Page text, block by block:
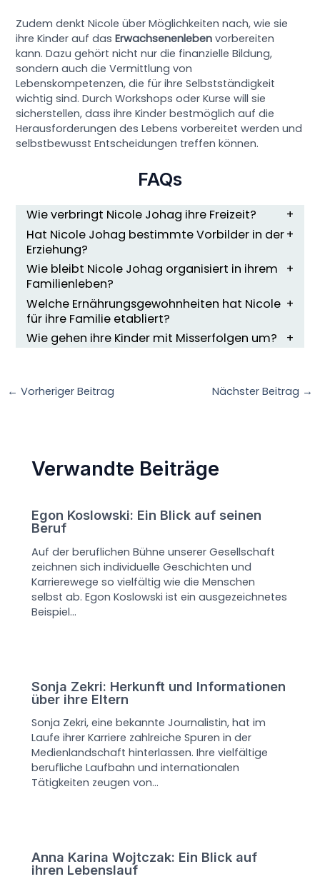
Zudem denkt Nicole über Möglichkeiten nach, wie sie
ihre Kinder auf dasErwachsenenleben vorbereiten
kann. Dazu gehört nicht nur die finanzielle Bildung,
sondern auch die Vermittlung von
Lebenskompetenzen, die für ihre Selbstständigkeit
wichtig sind. Durch Workshops oder Kurse will sie
sicherstellen, dass ihre Kinder bestmöglich auf die
Herausforderungen des Lebens vorbereitet werden und
selbstbewusst Entscheidungen treffen können.
FAQs
Wie verbringt Nicole Johag ihre Freizeit?
Hat Nicole Johag bestimmte Vorbilder in der
Erziehung?
Wie bleibt Nicole Johag organisiert in ihrem
Familienleben?
Welche Ernährungsgewohnheiten hat Nicole
für ihre Familie etabliert?
Wie gehen ihre Kinder mit Misserfolgen um?
← Vorheriger Beitrag Nächster Beitrag →
Verwandte Beiträge
Egon Koslowski: Ein Blick auf seinen
Beruf
Auf der beruflichen Bühne unserer Gesellschaft
zeichnen sich individuelle Geschichten und
Karrierewege so vielfältig wie die Menschen
selbst ab. Egon Koslowski ist ein ausgezeichnetes
Beispiel…
Sonja Zekri: Herkunft und Informationen
über ihre Eltern
Sonja Zekri, eine bekannte Journalistin, hat im
Laufe ihrer Karriere zahlreiche Spuren in der
Medienlandschaft hinterlassen. Ihre vielfältige
berufliche Laufbahn und internationalen
Tätigkeiten zeugen von…
Anna Karina Wojtczak: Ein Blick auf
ihren Lebenslauf